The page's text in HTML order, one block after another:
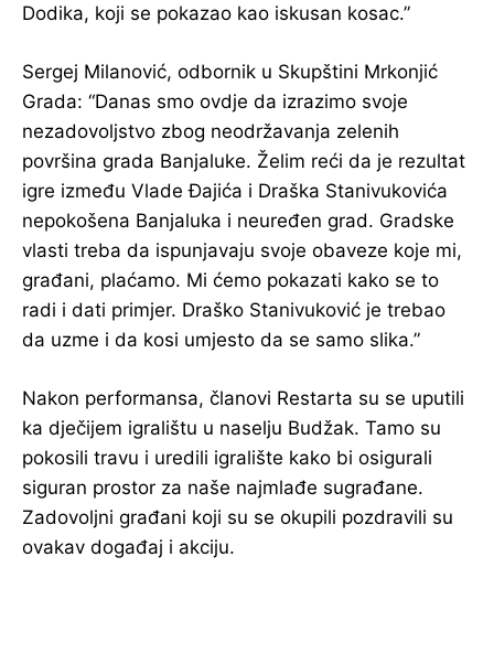
Dodika, koji se pokazao kao iskusan kosac.”
Sergej Milanović, odbornik u Skupštini Mrkonjić
Grada: “Danas smo ovdje da izrazimo svoje
nezadovoljstvo zbog neodržavanja zelenih
površina grada Banjaluke. Želim reći da je rezultat
igre između Vlade Đajića i Draška Stanivukovića
nepokošena Banjaluka i neuređen grad. Gradske
vlasti treba da ispunjavaju svoje obaveze koje mi,
građani, plaćamo. Mi ćemo pokazati kako se to
radi i dati primjer. Draško Stanivuković je trebao
da uzme i da kosi umjesto da se samo slika.”
Nakon performansa, članovi Restarta su se uputili
ka dječijem igralištu u naselju Budžak. Tamo su
pokosili travu i uredili igralište kako bi osigurali
siguran prostor za naše najmlađe sugrađane.
Zadovoljni građani koji su se okupili pozdravili su
ovakav događaj i akciju.